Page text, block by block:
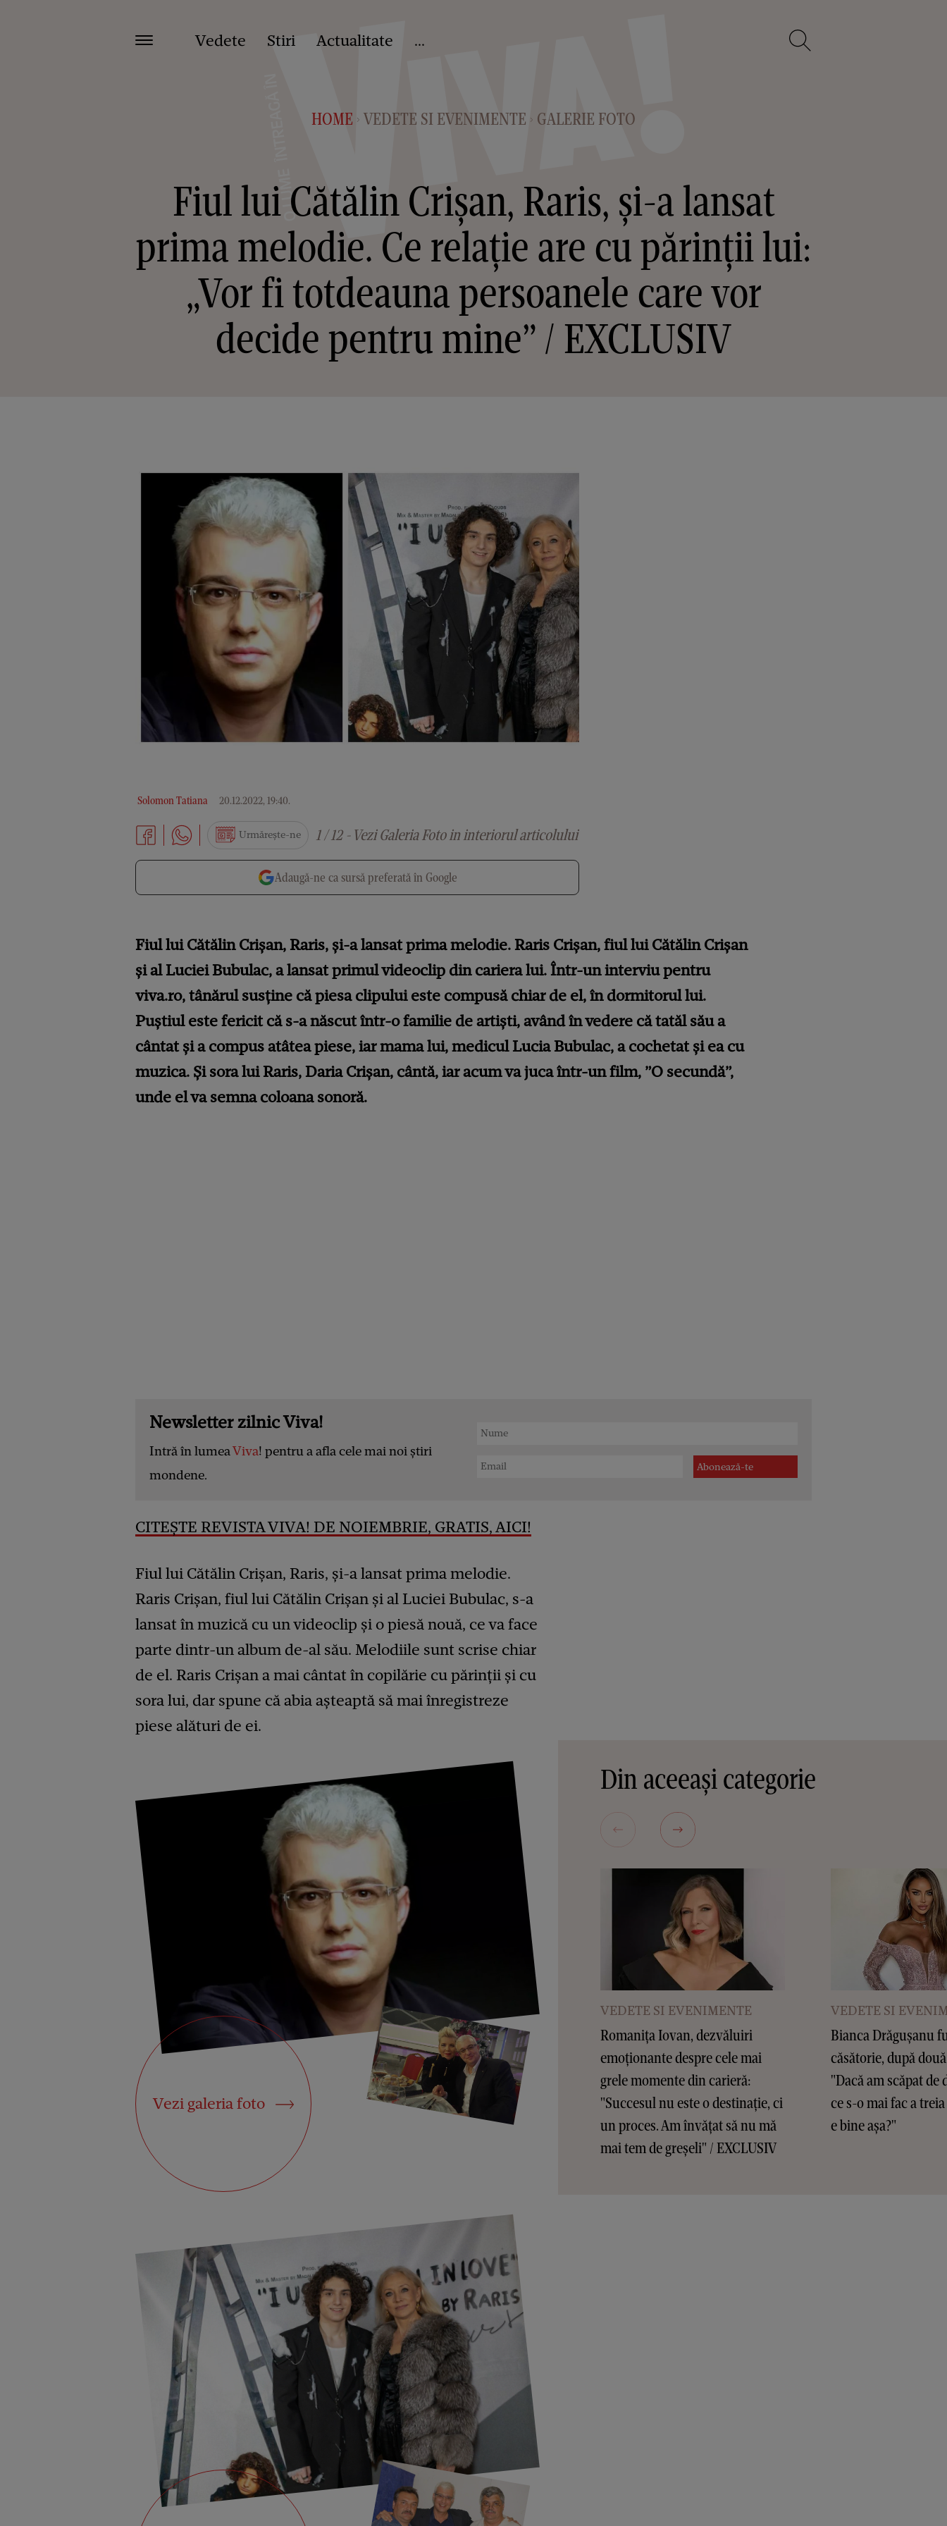
Vedete Stiri Actualitate ...
HOME > VEDETE SI EVENIMENTE > GALERIE FOTO
Fiul lui Cătălin Crișan, Raris, și-a lansat
prima melodie. Ce relație are cu părinții lui:
„Vor fi totdeauna persoanele care vor
decide pentru mine” / EXCLUSIV
Solomon Tatiana 20.12.2022, 19:40.
Urmărește-ne 1 / 12 - Vezi Galeria Foto in interiorul articolului
Adaugă-ne ca sursă preferată în Google
Fiul lui Cătălin Crișan, Raris, și-a lansat prima melodie. Raris Crișan, fiul lui Cătălin Crișan
și al Luciei Bubulac, a lansat primul videoclip din cariera lui. Într-un interviu pentru
viva.ro, tânărul susține că piesa clipului este compusă chiar de el, în dormitorul lui.
Puștiul este fericit că s-a născut într-o familie de artiști, având în vedere că tatăl său a
cântat și a compus atâtea piese, iar mama lui, medicul Lucia Bubulac, a cochetat și ea cu
muzica. Și sora lui Raris, Daria Crișan, cântă, iar acum va juca într-un film, ”O secundă”,
unde el va semna coloana sonoră.
Newsletter zilnic Viva!
Intră în lumeaViva! pentru a afla cele mai noi știri
mondene.
CITEȘTE REVISTA VIVA! DE NOIEMBRIE, GRATIS, AICI!
Fiul lui Cătălin Crișan, Raris, și-a lansat prima melodie.
Raris Crișan, fiul lui Cătălin Crișan și al Luciei Bubulac, s-a
lansat în muzică cu un videoclip și o piesă nouă, ce va face
parte dintr-un album de-al său. Melodiile sunt scrise chiar
de el. Raris Crișan a mai cântat în copilărie cu părinții și cu
sora lui, dar spune că abia așteaptă să mai înregistreze
piese alături de ei.
Vezi galeria foto
Din aceeași categorie
VEDETE SI EVENIMENTE
Romanița Iovan, dezvăluiri
emoționante despre cele mai
grele momente din carieră:
"Succesul nu este o destinație, ci
un proces. Am învățat să nu mă
mai tem de greșeli" / EXCLUSIV
VEDETE SI
Bianca Drăgușanu
căsătorie, după
"Dacă am scăpat de
ce s-o mai fac a
e bine așa?"